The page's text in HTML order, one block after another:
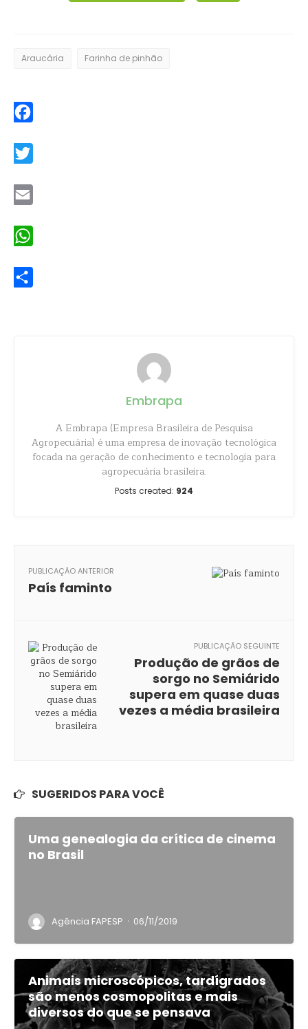
Araucária Farinha de pinhão
Embrapa
A Embrapa (Empresa Brasileira de Pesquisa
Agropecuária) é uma empresa de inovação tecnológica
focada na geração de conhecimento e tecnologia para
agropecuária brasileira.
Posts created: 924
PUBLICAÇÃO ANTERIOR
País faminto
PUBLICAÇÃO SEGUINTE
Produção de grãos de
sorgo no Semiárido
supera em quase duas
vezes a média brasileira
SUGERIDOS PARA VOCÊ
Uma genealogia da crítica de cinema
no Brasil
Agência FAPESP · 06/11/2019
Animais microscópicos, tardígrados
são menos cosmopolitas e mais
diversos do que se pensava